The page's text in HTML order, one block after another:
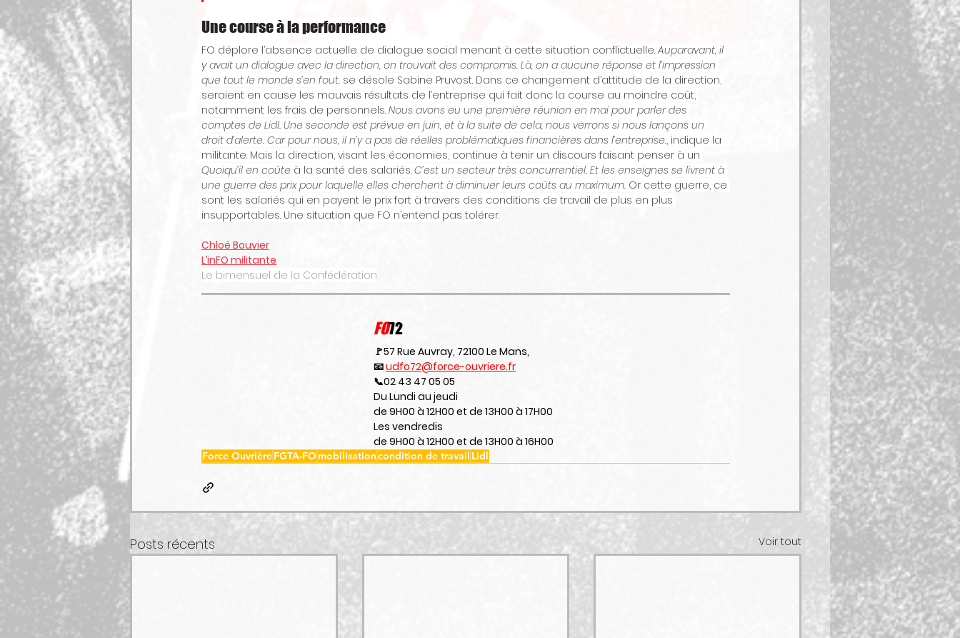
Une course à la performance
FO déplore l’absence actuelle de dialogue social menant à cette situation conflictuelle. Auparavant, il
y avait un dialogue avec la direction, on trouvait des compromis. Là, on a aucune réponse et l’impression
que tout le monde s’en fout. se désole Sabine Pruvost. Dans ce changement d’attitude de la direction,
seraient en cause les mauvais résultats de l’entreprise qui fait donc la course au moindre coût,
notamment les frais de personnels. Nous avons eu une première réunion en mai pour parler des
comptes de Lidl. Une seconde est prévue en juin, et à la suite de cela, nous verrons si nous lançons un
droit d’alerte. Car pour nous, il n’y a pas de réelles problématiques financières dans l’entreprise., indique la
militante. Mais la direction, visant les économies, continue à tenir un discours faisant penser à un
Quoiqu’il en coûte à la santé des salariés. C’est un secteur très concurrentiel. Et les enseignes se livrent à
une guerre des prix pour laquelle elles cherchent à diminuer leurs coûts au maximum. Or cette guerre, ce
sont les salariés qui en payent le prix fort à travers des conditions de travail de plus en plus
insupportables. Une situation que FO n’entend pas tolérer.
Chloé Bouvier
L’inFO militante
Le bimensuel de la Confédération
FO72
🚩57 Rue Auvray, 72100 Le Mans,
📧 udfo72@force-ouvriere.fr
📞02 43 47 05 05
Du Lundi au jeudi
de 9H00 à 12H00 et de 13H00 à 17H00
Les vendredis
de 9H00 à 12H00 et de 13H00 à 16H00
Force OuvrièreFGTA-FOmobilisationcondition de travail Lidl
Posts récents Voir tout